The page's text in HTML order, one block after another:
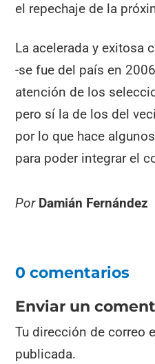
el repechaje de la
La acelerada y exitosa
-se fue del país en
atención de los
pero sí la de los del
por lo que hace
para poder integrar el
Por Damián Fernández
0 comentarios
Enviar un
Tu dirección de correo
publicada.